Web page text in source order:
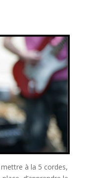
mettre à la 5 cordes,